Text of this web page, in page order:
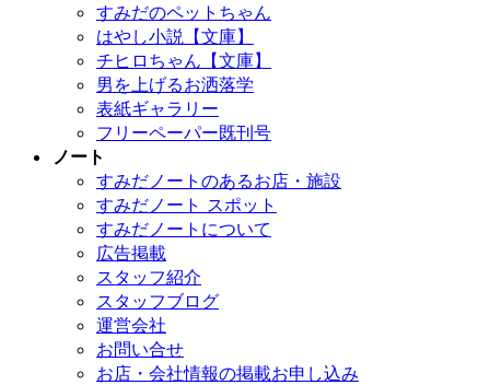
すみだのペットちゃん
はやし小説【文庫】
チヒロちゃん【文庫】
男を上げるお洒落学
表紙ギャラリー
フリーペーパー既刊号
ノート
すみだノートのあるお店・施設
すみだノート スポット
すみだノートについて
広告掲載
スタッフ紹介
スタッフブログ
運営会社
お問い合せ
お店・会社情報の掲載お申し込み